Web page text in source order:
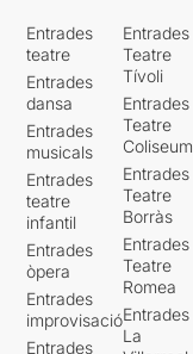
Entrades
teatre
Entrades
dansa
Entrades
musicals
Entrades
teatre
infantil
Entrades
òpera
Entrades
improvisació
Entrades
Entrades
Teatre
Tívoli
Entrades
Teatre
Coliseum
Entrades
Teatre
Borràs
Entrades
Teatre
Romea
Entrades
La